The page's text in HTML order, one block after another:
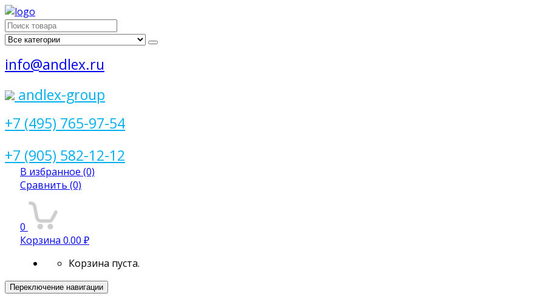
Поиск
для:
info@andlex.ru
andlex-group
+7 (495) 765-97-54
+7 (905) 582-12-12
В избранное (0)
Сравнить (0)
0
Корзина 0.00 ₽
Корзина пуста.
Переключение навигации